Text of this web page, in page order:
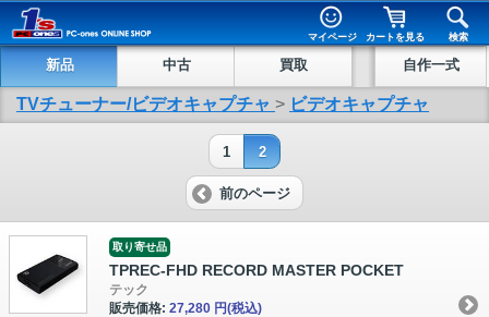
マイページ カートを見る 検索
新品 中古 買取 自作一式
TVチューナー/ビデオキャプチャ > ビデオキャプチャ
1 2
前のページ
取り寄せ品
TPREC-FHD RECORD MASTER POCKET
テック
販売価格: 27,280 円(税込)